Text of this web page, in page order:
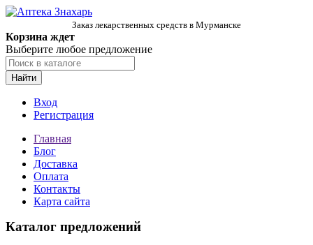
Заказ лекарственных средств в Мурманске
Корзина ждет
Выберите любое предложение
Найти
Вход
Регистрация
Главная
Блог
Доставка
Оплата
Контакты
Карта сайта
Каталог предложений